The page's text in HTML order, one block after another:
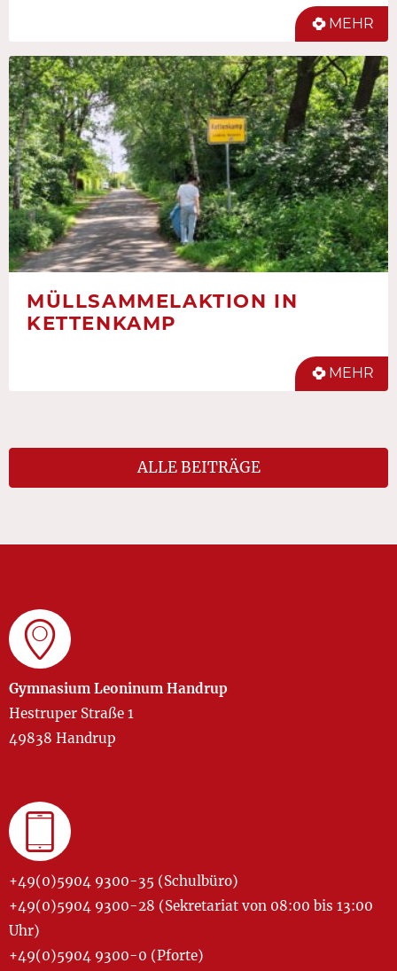
MEHR
MÜLLSAMMELAKTION IN
KETTENKAMP
MEHR
ALLE BEITRÄGE
Gymnasium Leoninum Handrup
Hestruper Straße 1
49838 Handrup
+49(0)5904 9300-35 (Schulbüro)
+49(0)5904 9300-28 (Sekretariat von 08:00 bis 13:00
Uhr)
+49(0)5904 9300-0 (Pforte)